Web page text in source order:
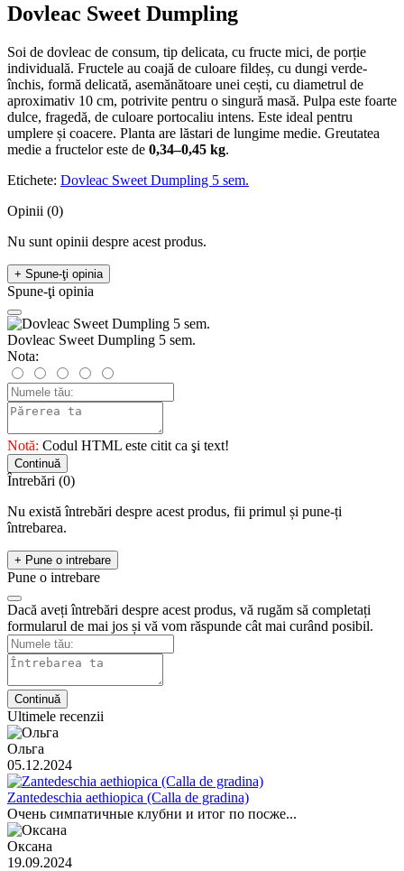
Dovleac Sweet Dumpling
Soi de dovleac de consum, tip delicata, cu fructe mici, de porție
individuală. Fructele au coajă de culoare fildeș, cu dungi verde-
închis, formă delicată, asemănătoare unei cești, cu diametrul de
aproximativ 10 cm, potrivite pentru o singură masă. Pulpa este foarte
dulce, fragedă, de culoare portocaliu intens. Este ideal pentru
umplere și coacere. Planta are lăstari de lungime medie. Greutatea
medie a fructelor este de 0,34–0,45 kg.
Etichete: Dovleac Sweet Dumpling 5 sem.
Opinii (0)
Nu sunt opinii despre acest produs.
+ Spune-ţi opinia
Spune-ţi opinia
Dovleac Sweet Dumpling 5 sem.
Nota:
Notă: Codul HTML este citit ca şi text!
Continuă
Întrebări (0)
Nu există întrebări despre acest produs, fii primul și pune-ți
întrebarea.
+ Pune o intrebare
Pune o intrebare
Dacă aveți întrebări despre acest produs, vă rugăm să completați
formularul de mai jos și vă vom răspunde cât mai curând posibil.
Continuă
Ultimele recenzii
Ольга
05.12.2024
Zantedeschia aethiopica (Calla de gradina)
Очень симпатичные клубни и итог по посже...
Оксана
19.09.2024